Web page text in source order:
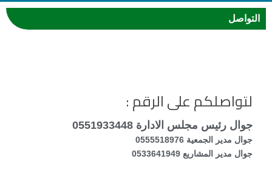
التواصل
لتواصلكم على الرقم :
جوال رئيس مجلس الادارة 0551933448
جوال مدير الجمعية 0555518976
جوال مدير المشاريع 0533641949